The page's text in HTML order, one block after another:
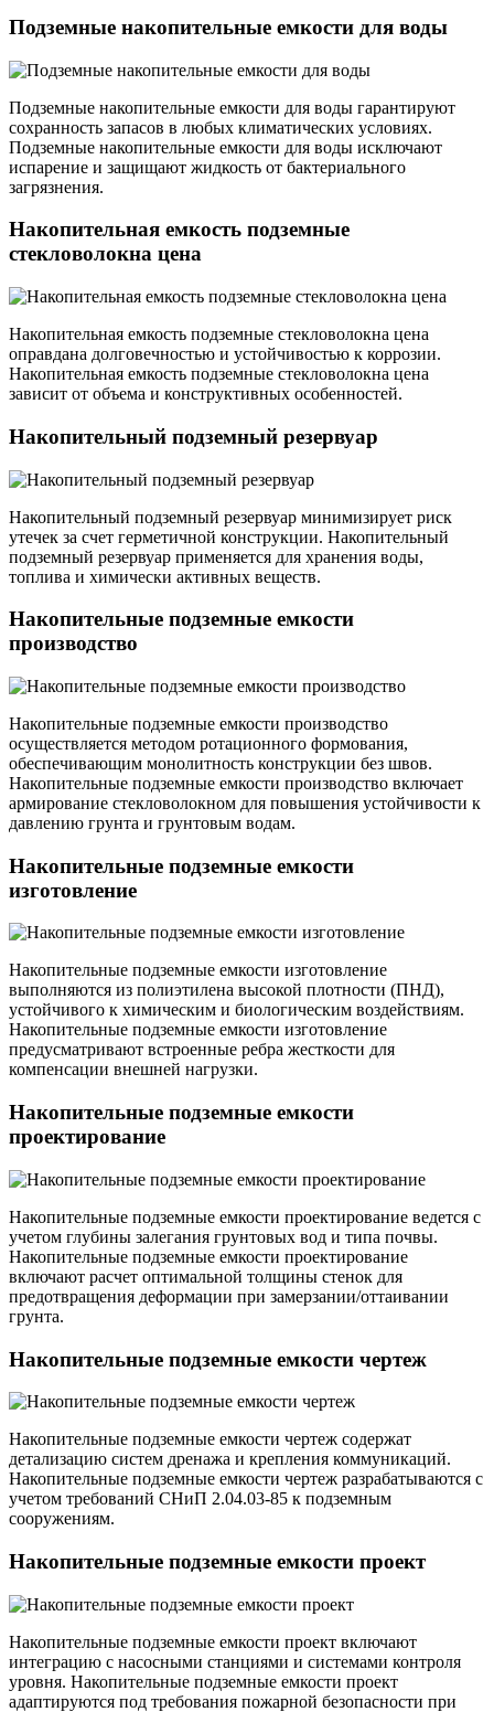
Подземные накопительные емкости для воды
Подземные накопительные емкости для воды гарантируют
сохранность запасов в любых климатических условиях.
Подземные накопительные емкости для воды исключают
испарение и защищают жидкость от бактериального
загрязнения.
Накопительная емкость подземные
стекловолокна цена
Накопительная емкость подземные стекловолокна цена
оправдана долговечностью и устойчивостью к коррозии.
Накопительная емкость подземные стекловолокна цена
зависит от объема и конструктивных особенностей.
Накопительный подземный резервуар
Накопительный подземный резервуар минимизирует риск
утечек за счет герметичной конструкции. Накопительный
подземный резервуар применяется для хранения воды,
топлива и химически активных веществ.
Накопительные подземные емкости
производство
Накопительные подземные емкости производство
осуществляется методом ротационного формования,
обеспечивающим монолитность конструкции без швов.
Накопительные подземные емкости производство включает
армирование стекловолокном для повышения устойчивости к
давлению грунта и грунтовым водам.
Накопительные подземные емкости
изготовление
Накопительные подземные емкости изготовление
выполняются из полиэтилена высокой плотности (ПНД),
устойчивого к химическим и биологическим воздействиям.
Накопительные подземные емкости изготовление
предусматривают встроенные ребра жесткости для
компенсации внешней нагрузки.
Накопительные подземные емкости
проектирование
Накопительные подземные емкости проектирование ведется с
учетом глубины залегания грунтовых вод и типа почвы.
Накопительные подземные емкости проектирование
включают расчет оптимальной толщины стенок для
предотвращения деформации при замерзании/оттаивании
грунта.
Накопительные подземные емкости чертеж
Накопительные подземные емкости чертеж содержат
детализацию систем дренажа и крепления коммуникаций.
Накопительные подземные емкости чертеж разрабатываются с
учетом требований СНиП 2.04.03-85 к подземным
сооружениям.
Накопительные подземные емкости проект
Накопительные подземные емкости проект включают
интеграцию с насосными станциями и системами контроля
уровня. Накопительные подземные емкости проект
адаптируются под требования пожарной безопасности при